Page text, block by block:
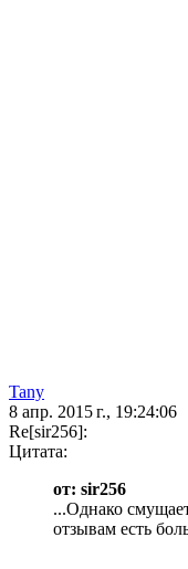
Tany
8 апр. 2015 г., 19:24:06
Re[sir256]:
Цитата:
от: sir256
...Однако
отзывам есть